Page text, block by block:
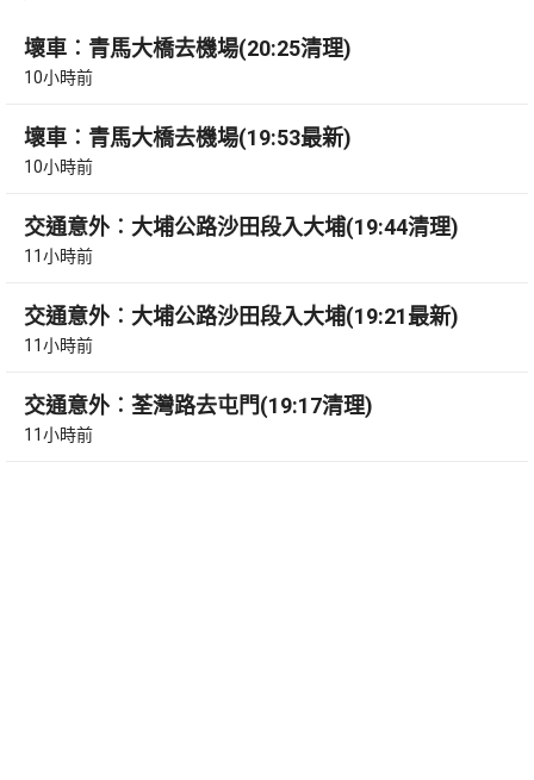
壞車︰青馬大橋去機場(20:25清理)
10小時前
壞車︰青馬大橋去機場(19:53最新)
10小時前
交通意外︰大埔公路沙田段入大埔(19:44清理)
11小時前
交通意外︰大埔公路沙田段入大埔(19:21最新)
11小時前
交通意外︰荃灣路去屯門(19:17清理)
11小時前